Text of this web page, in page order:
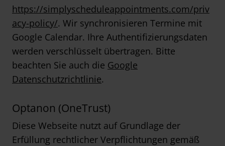
https://simplyscheduleappointments.com/priv
acy-policy/. Wir synchronisieren Termine mit
Google Calendar. Ihre Authentifizierungsdaten
werden verschlüsselt übertragen. Bitte
beachten Sie auch die Google
Datenschutzrichtlinie.
Optanon (OneTrust)
Diese Webseite nutzt auf Grundlage der
Erfüllung rechtlicher Verpflichtungen gemäß